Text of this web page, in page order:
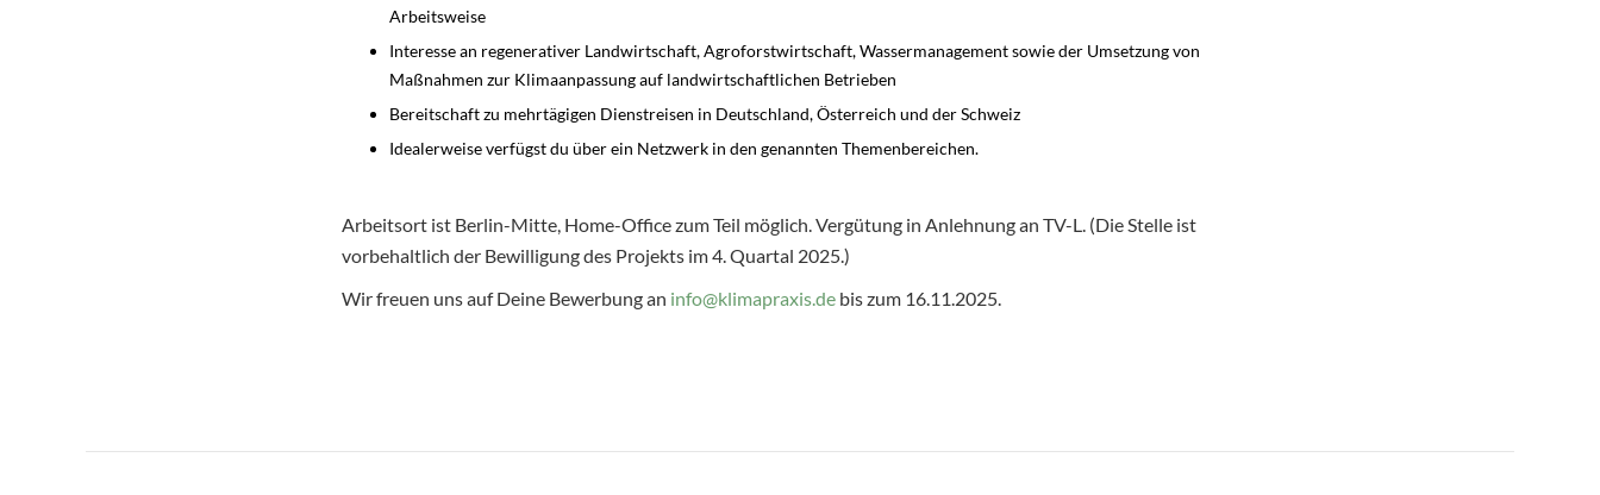
Arbeitsweise
Interesse an regenerativer Landwirtschaft, Agroforstwirtschaft, Wassermanagement sowie der Umsetzung von
Maßnahmen zur Klimaanpassung auf landwirtschaftlichen Betrieben
Bereitschaft zu mehrtägigen Dienstreisen in Deutschland, Österreich und der Schweiz
Idealerweise verfügst du über ein Netzwerk in den genannten Themenbereichen.
Arbeitsort ist Berlin-Mitte, Home-Office zum Teil möglich. Vergütung in Anlehnung an TV-L. (Die Stelle ist
vorbehaltlich der Bewilligung des Projekts im 4. Quartal 2025.)
Wir freuen uns auf Deine Bewerbung an info@klimapraxis.de bis zum 16.11.2025.